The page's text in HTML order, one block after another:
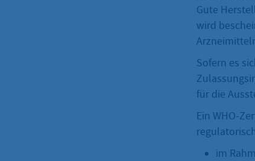
Gute
wird
Sofern es
für die
Ein WHO-
im